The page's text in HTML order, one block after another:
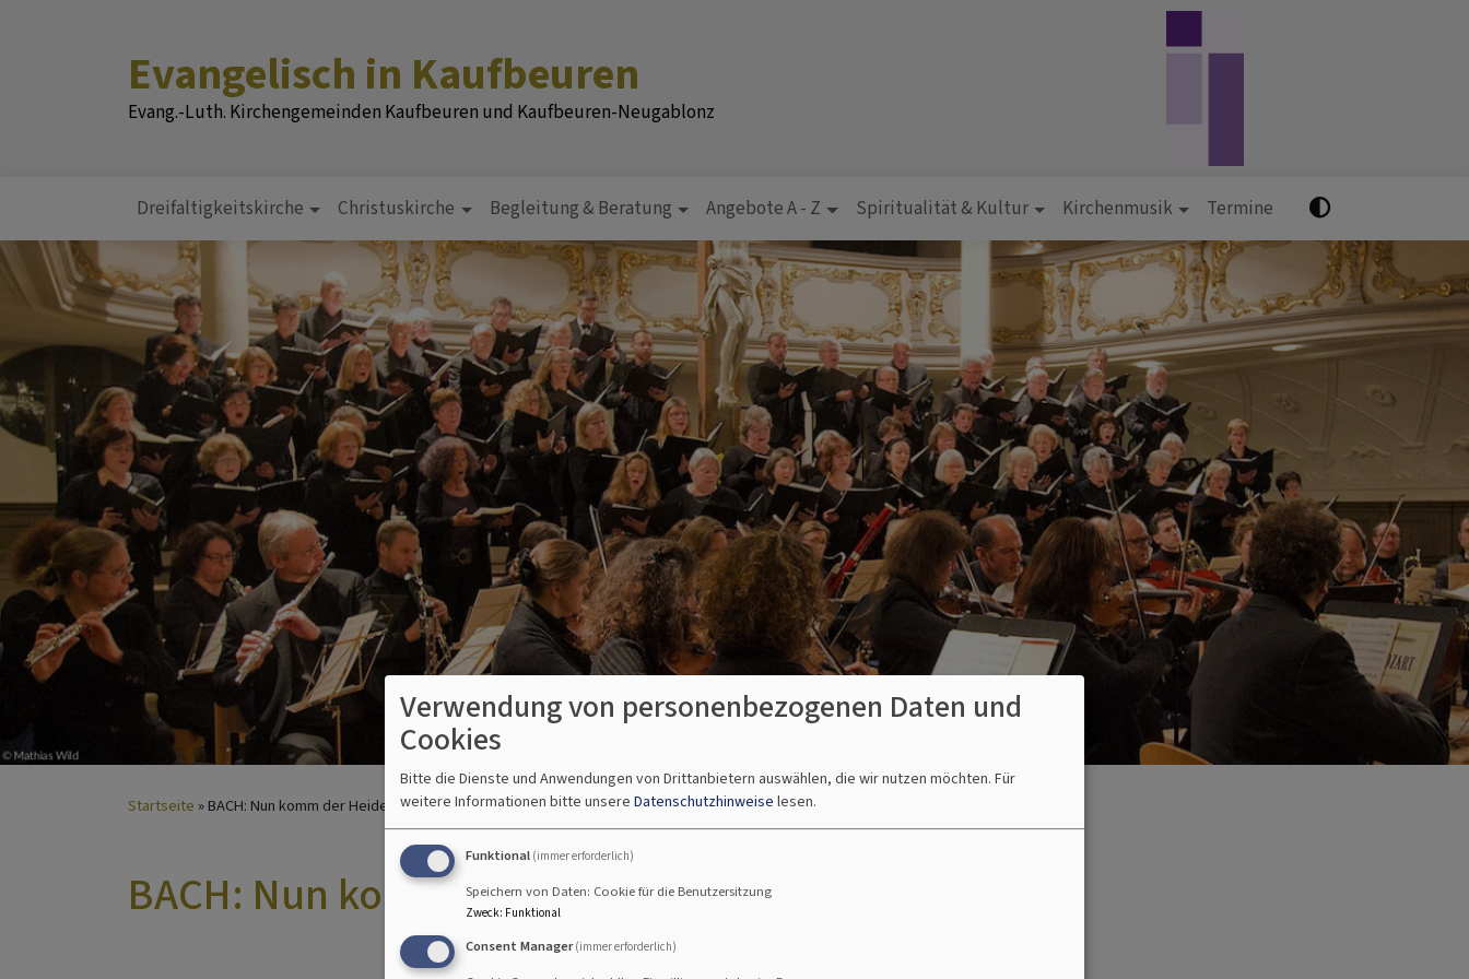
Evangelisch in Kaufbeuren
Evang.-Luth. Kirchengemeinden Kaufbeuren und Kaufbeuren-Neugablonz
Hauptnavigation
Dreifaltigkeitskirche Christuskirche Begleitung & Beratung Angebote A - Z Spiritualität & Kultur Kirchenmusik Termine
Startseite BACH: Nun komm der Heiden Heiland | 2021
BACH: Nun komm der Heiden Heiland | 2021
Verwendung von personenbezogenen Daten und
Cookies
Bitte die Dienste und Anwendungen von Drittanbietern auswählen, die wir nutzen möchten. Für
weitere Informationen bitte unsere Datenschutzhinweise lesen.
Funktional (immer erforderlich)
Speichern von Daten: Cookie für die Benutzersitzung
Zweck: Funktional
Consent Manager (immer erforderlich)